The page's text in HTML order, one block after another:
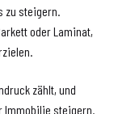
zu steigern.
oder Laminat,
zählt, und
Immobilie steigern.